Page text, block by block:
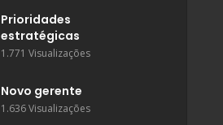
Prioridades
estratégicas
1.771 Visualizações
Novo gerente
1.636 Visualizações